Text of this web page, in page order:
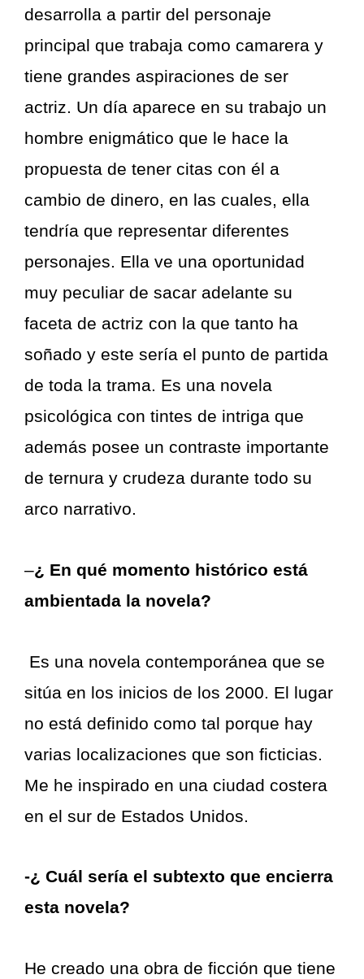
desarrolla a partir del personaje
principal que trabaja como camarera y
tiene grandes aspiraciones de ser
actriz. Un día aparece en su trabajo un
hombre enigmático que le hace la
propuesta de tener citas con él a
cambio de dinero, en las cuales, ella
tendría que representar diferentes
personajes. Ella ve una oportunidad
muy peculiar de sacar adelante su
faceta de actriz con la que tanto ha
soñado y este sería el punto de partida
de toda la trama. Es una novela
psicológica con tintes de intriga que
además posee un contraste importante
de ternura y crudeza durante todo su
arco narrativo.
–¿ En qué momento histórico está
ambientada la novela?
Es una novela contemporánea que se
sitúa en los inicios de los 2000. El lugar
no está definido como tal porque hay
varias localizaciones que son ficticias.
Me he inspirado en una ciudad costera
en el sur de Estados Unidos.
-¿ Cuál sería el subtexto que encierra
esta novela?
He creado una obra de ficción que tiene